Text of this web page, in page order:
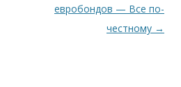
евробондов — Все по-
честному →